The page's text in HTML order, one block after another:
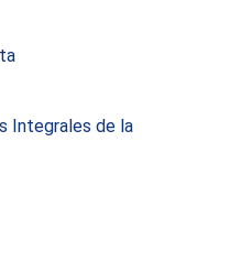
Integrales de la